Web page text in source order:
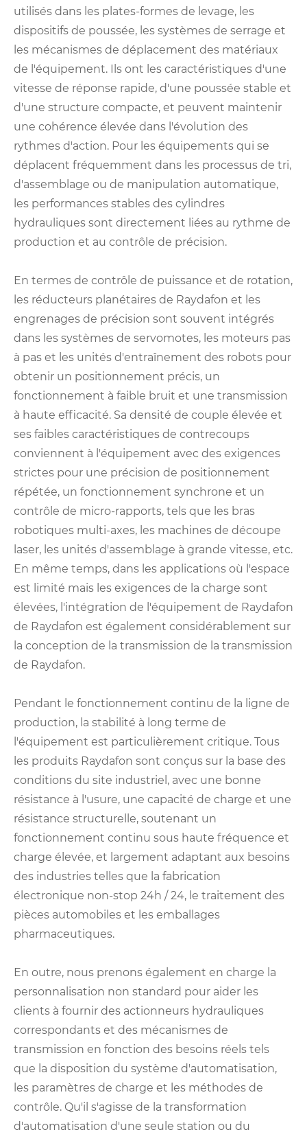
utilisés dans les plates-formes de levage, les
dispositifs de poussée, les systèmes de serrage et
les mécanismes de déplacement des matériaux
de l'équipement. Ils ont les caractéristiques d'une
vitesse de réponse rapide, d'une poussée stable et
d'une structure compacte, et peuvent maintenir
une cohérence élevée dans l'évolution des
rythmes d'action. Pour les équipements qui se
déplacent fréquemment dans les processus de tri,
d'assemblage ou de manipulation automatique,
les performances stables des cylindres
hydrauliques sont directement liées au rythme de
production et au contrôle de précision.
En termes de contrôle de puissance et de rotation,
les réducteurs planétaires de Raydafon et les
engrenages de précision sont souvent intégrés
dans les systèmes de servomotes, les moteurs pas
à pas et les unités d'entraînement des robots pour
obtenir un positionnement précis, un
fonctionnement à faible bruit et une transmission
à haute efficacité. Sa densité de couple élevée et
ses faibles caractéristiques de contrecoups
conviennent à l'équipement avec des exigences
strictes pour une précision de positionnement
répétée, un fonctionnement synchrone et un
contrôle de micro-rapports, tels que les bras
robotiques multi-axes, les machines de découpe
laser, les unités d'assemblage à grande vitesse, etc.
En même temps, dans les applications où l'espace
est limité mais les exigences de la charge sont
élevées, l'intégration de l'équipement de Raydafon
de Raydafon est également considérablement sur
la conception de la transmission de la transmission
de Raydafon.
Pendant le fonctionnement continu de la ligne de
production, la stabilité à long terme de
l'équipement est particulièrement critique. Tous
les produits Raydafon sont conçus sur la base des
conditions du site industriel, avec une bonne
résistance à l'usure, une capacité de charge et une
résistance structurelle, soutenant un
fonctionnement continu sous haute fréquence et
charge élevée, et largement adaptant aux besoins
des industries telles que la fabrication
électronique non-stop 24h / 24, le traitement des
pièces automobiles et les emballages
pharmaceutiques.
En outre, nous prenons également en charge la
personnalisation non standard pour aider les
clients à fournir des actionneurs hydrauliques
correspondants et des mécanismes de
transmission en fonction des besoins réels tels
que la disposition du système d'automatisation,
les paramètres de charge et les méthodes de
contrôle. Qu'il s'agisse de la transformation
d'automatisation d'une seule station ou du